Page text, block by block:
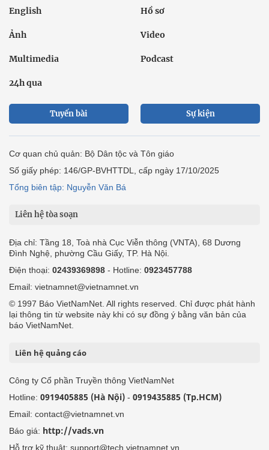
English Hồ sơ
Ảnh Video
Multimedia Podcast
24h qua
Tuyến bài Sự kiện
Cơ quan chủ quản: Bộ Dân tộc và Tôn giáo
Số giấy phép: 146/GP-BVHTTDL, cấp ngày 17/10/2025
Tổng biên tập: Nguyễn Văn Bá
Liên hệ tòa soạn
Địa chỉ: Tầng 18, Toà nhà Cục Viễn thông (VNTA), 68 Dương
Đình Nghệ, phường Cầu Giấy, TP. Hà Nội.
Điện thoại: 02439369898 - Hotline: 0923457788
Email: vietnamnet@vietnamnet.vn
© 1997 Báo VietNamNet. All rights reserved. Chỉ được phát hành
lại thông tin từ website này khi có sự đồng ý bằng văn bản của
báo VietNamNet.
Liên hệ quảng cáo
Công ty Cổ phần Truyền thông VietNamNet
Hotline: 0919405885 (Hà Nội) - 0919435885 (Tp.HCM)
Email: contact@vietnamnet.vn
Báo giá: http://vads.vn
Hỗ trợ kỹ thuật: support@tech.vietnamnet.vn